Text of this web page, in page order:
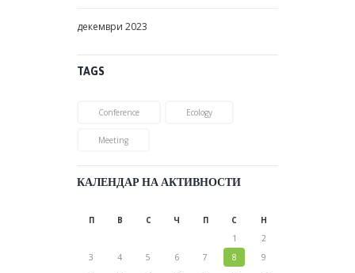
декември 2023
TAGS
Conference Ecology
Meeting
КАЛЕНДАР НА АКТИВНОСТИ
П В С Ч П С Н
1
2
3
4 5 6 7 8
9